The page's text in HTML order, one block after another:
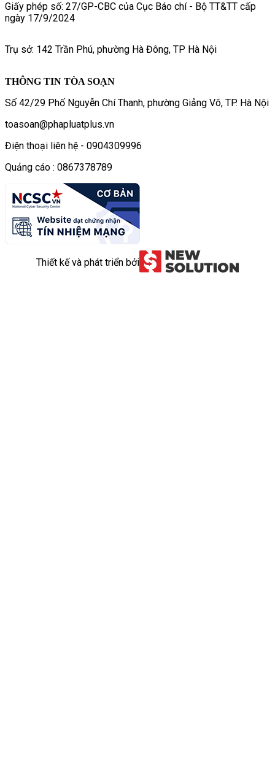
Giấy phép số: 27/GP-CBC của Cục Báo chí - Bộ TT&TT cấp
ngày 17/9/2024
Trụ sở: 142 Trần Phú, phường Hà Đông, TP Hà Nội
THÔNG TIN TÒA SOẠN
Số 42/29 Phố Nguyễn Chí Thanh, phường Giảng Võ, TP. Hà Nội
toasoan@phapluatplus.vn
Điện thoại liên hệ - 0904309996
Quảng cáo : 0867378789
Thiết kế và phát triển bởi